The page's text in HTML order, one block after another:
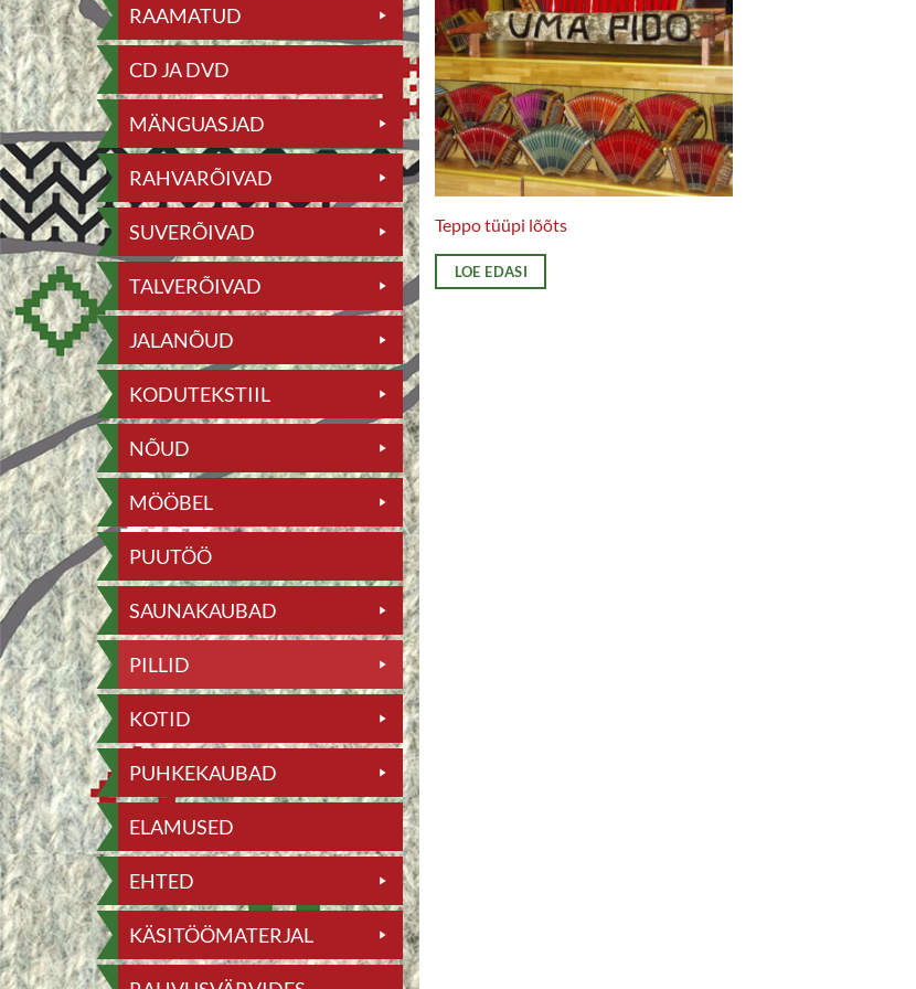
RAAMATUD
CD JA DVD
MÄNGUASJAD
RAHVARÕIVAD
SUVERÕIVAD
TALVERÕIVAD
JALANÕUD
KODUTEKSTIIL
NÕUD
MÖÖBEL
PUUTÖÖ
SAUNAKAUBAD
PILLID
KOTID
PUHKEKAUBAD
ELAMUSED
EHTED
KÄSITÖÖMATERJAL
Teppo tüüpi lõõts
LOE EDASI